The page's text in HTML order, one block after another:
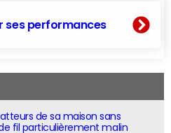
ses performances
de sa maison sans
fil particulièrement malin